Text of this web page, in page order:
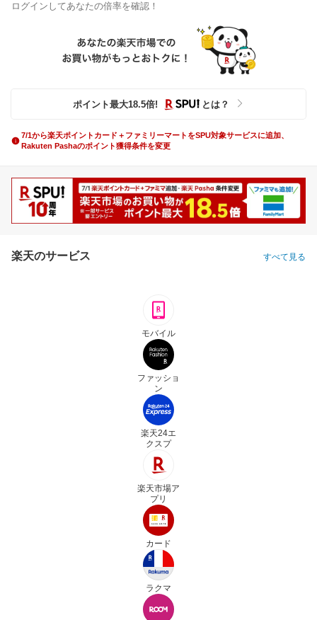
ログインしてあなたの倍率を確認！
ポイント最大18.5倍! とは？
7/1から楽天ポイントカード＋ファミリーマートをSPU対象サービスに追加、
Rakuten Pashaのポイント獲得条件を変更
楽天のサービス すべて見る
モバイル
ファッショ
ン
楽天24エ
クスプ
楽天市場ア
プリ
カード
ラクマ